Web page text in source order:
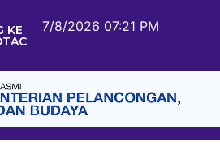
KE 7/8/2026 07:21 PM